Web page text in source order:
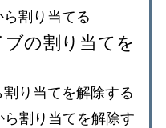
割り当てる
の割り当てを
り当てを解除する
割り当てを解除す